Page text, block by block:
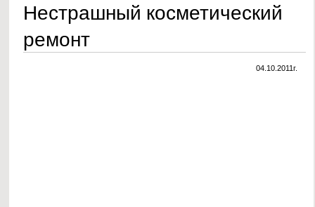
Нестрашный косметический
ремонт
04.10.2011г.